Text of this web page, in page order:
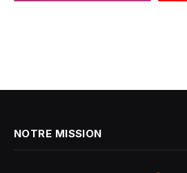
NOTRE MISSION